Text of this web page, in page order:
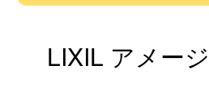
LIXIL アメー